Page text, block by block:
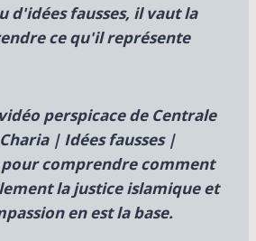
d'idées fausses, il vaut la
ce qu'il représente
perspicace de Centrale
| Idées fausses |
comprendre comment
la justice islamique et
en est la base.